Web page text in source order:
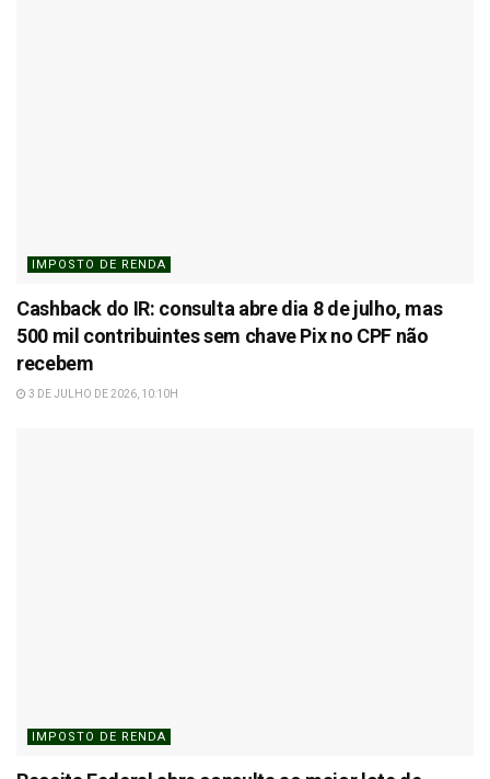
IMPOSTO DE RENDA
Cashback do IR: consulta abre dia 8 de julho, mas
500 mil contribuintes sem chave Pix no CPF não
recebem
3 DE JULHO DE 2026, 10:10H
IMPOSTO DE RENDA